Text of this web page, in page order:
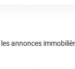
annonces